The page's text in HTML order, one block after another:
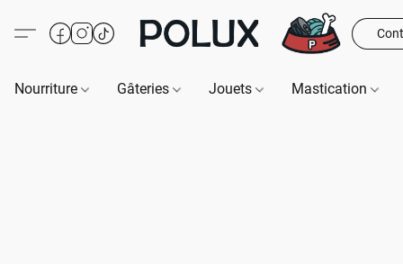
Nourriture Gâteries Jouets Mastication